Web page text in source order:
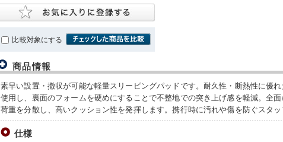
比較対象にする
商品情報
素早い設置・撤収が可能な軽量スリーピングパッドです。耐久性・断熱性に優
使用し、裏面のフォームを硬めにすることで不整地での突き上げ感を軽減。全
荷重を分散し、高いクッション性を発揮します。携行時に汚れや傷を防ぐスタッ
仕様